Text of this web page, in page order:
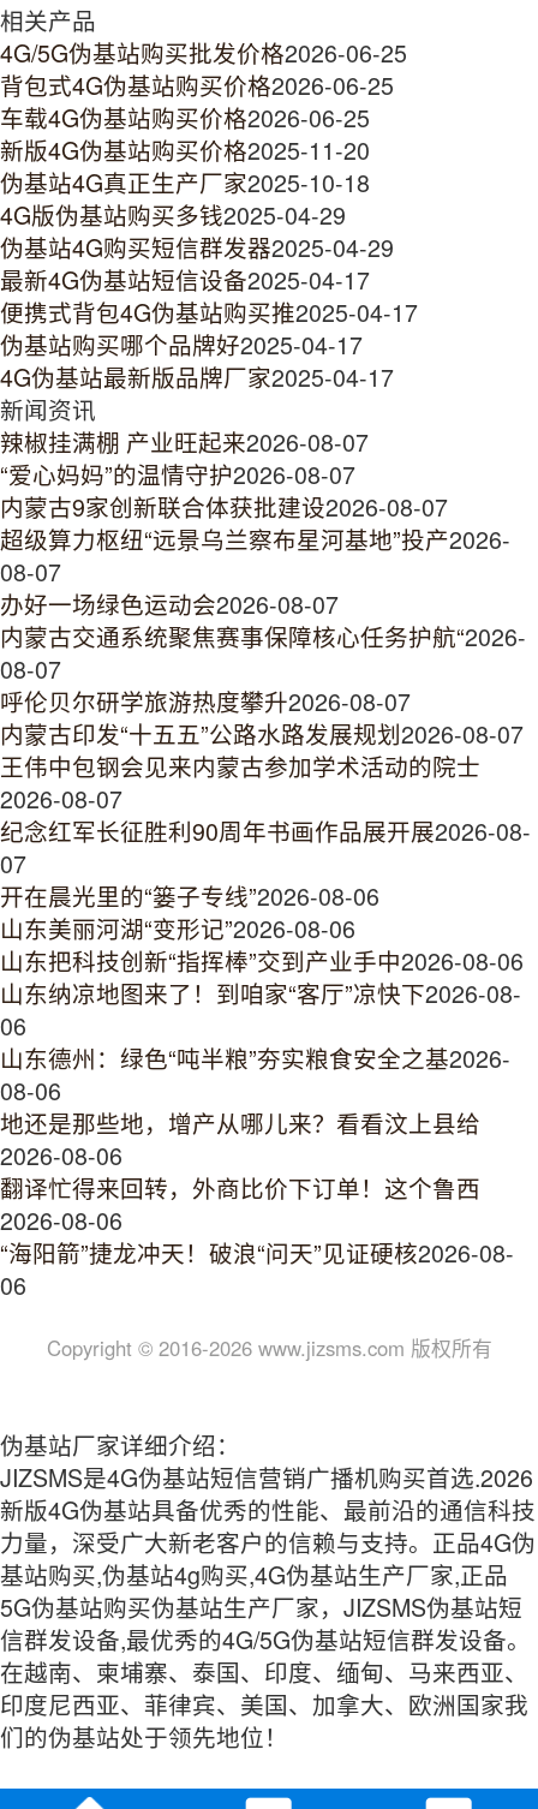
相关产品
4G/5G伪基站购买批发价格2026-06-25
背包式4G伪基站购买价格2026-06-25
车载4G伪基站购买价格2026-06-25
新版4G伪基站购买价格2025-11-20
伪基站4G真正生产厂家2025-10-18
4G版伪基站购买多钱2025-04-29
伪基站4G购买短信群发器2025-04-29
最新4G伪基站短信设备2025-04-17
便携式背包4G伪基站购买推2025-04-17
伪基站购买哪个品牌好2025-04-17
4G伪基站最新版品牌厂家2025-04-17
新闻资讯
辣椒挂满棚 产业旺起来2026-08-07
“爱心妈妈”的温情守护2026-08-07
内蒙古9家创新联合体获批建设2026-08-07
超级算力枢纽“远景乌兰察布星河基地”投产2026-
08-07
办好一场绿色运动会2026-08-07
内蒙古交通系统聚焦赛事保障核心任务护航“2026-
08-07
呼伦贝尔研学旅游热度攀升2026-08-07
内蒙古印发“十五五”公路水路发展规划2026-08-07
王伟中包钢会见来内蒙古参加学术活动的院士
2026-08-07
纪念红军长征胜利90周年书画作品展开展2026-08-
07
开在晨光里的“篓子专线”2026-08-06
山东美丽河湖“变形记”2026-08-06
山东把科技创新“指挥棒”交到产业手中2026-08-06
山东纳凉地图来了！到咱家“客厅”凉快下2026-08-
06
山东德州：绿色“吨半粮”夯实粮食安全之基2026-
08-06
地还是那些地，增产从哪儿来？看看汶上县给
2026-08-06
翻译忙得来回转，外商比价下订单！这个鲁西
2026-08-06
“海阳箭”捷龙冲天！破浪“问天”见证硬核2026-08-
06
Copyright © 2016-2026 www.jizsms.com 版权所有
伪基站厂家详细介绍：
JIZSMS是4G伪基站短信营销广播机购买首选.2026
新版4G伪基站具备优秀的性能、最前沿的通信科技
力量，深受广大新老客户的信赖与支持。正品4G伪
基站购买,伪基站4g购买,4G伪基站生产厂家,正品
5G伪基站购买伪基站生产厂家，JIZSMS伪基站短
信群发设备,最优秀的4G/5G伪基站短信群发设备。
在越南、柬埔寨、泰国、印度、缅甸、马来西亚、
印度尼西亚、菲律宾、美国、加拿大、欧洲国家我
们的伪基站处于领先地位！